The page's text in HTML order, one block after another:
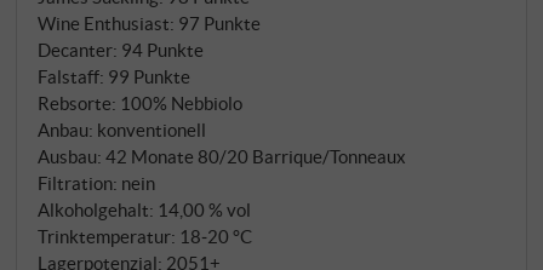
längerer Maischestandzeit traditionell vergoren und
reifte anschließend für rund 30 Monate in
französischer Eiche – teils im Tonneau, teils im
Barrique.
Wine Enthusiast: 97 Punkte
Decanter: 94 Punkte
Falstaff: 99 Punkte
Rebsorte: 100% Nebbiolo
Anbau: konventionell
Ausbau: 42 Monate 80/20 Barrique/Tonneaux
Filtration: nein
Alkoholgehalt: 14,00 % vol
Trinktemperatur: 18‑20 °C
Lagerpotenzial: 2051+